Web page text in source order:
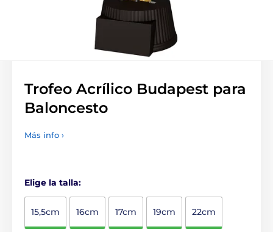
Trofeo Acrílico Budapest para
Baloncesto
Más info ›
Elige la talla:
15,5cm 16cm 17cm 19cm 22cm